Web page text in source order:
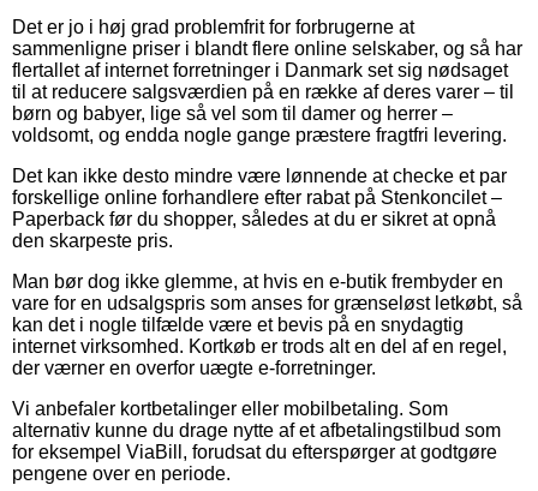
Det er jo i høj grad problemfrit for forbrugerne at
sammenligne priser i blandt flere online selskaber, og så har
flertallet af internet forretninger i Danmark set sig nødsaget
til at reducere salgsværdien på en række af deres varer – til
børn og babyer, lige så vel som til damer og herrer –
voldsomt, og endda nogle gange præstere fragtfri levering.
Det kan ikke desto mindre være lønnende at checke et par
forskellige online forhandlere efter rabat på Stenkoncilet –
Paperback før du shopper, således at du er sikret at opnå
den skarpeste pris.
Man bør dog ikke glemme, at hvis en e-butik frembyder en
vare for en udsalgspris som anses for grænseløst letkøbt, så
kan det i nogle tilfælde være et bevis på en snydagtig
internet virksomhed. Kortkøb er trods alt en del af en regel,
der værner en overfor uægte e-forretninger.
Vi anbefaler kortbetalinger eller mobilbetaling. Som
alternativ kunne du drage nytte af et afbetalingstilbud som
for eksempel ViaBill, forudsat du efterspørger at godtgøre
pengene over en periode.